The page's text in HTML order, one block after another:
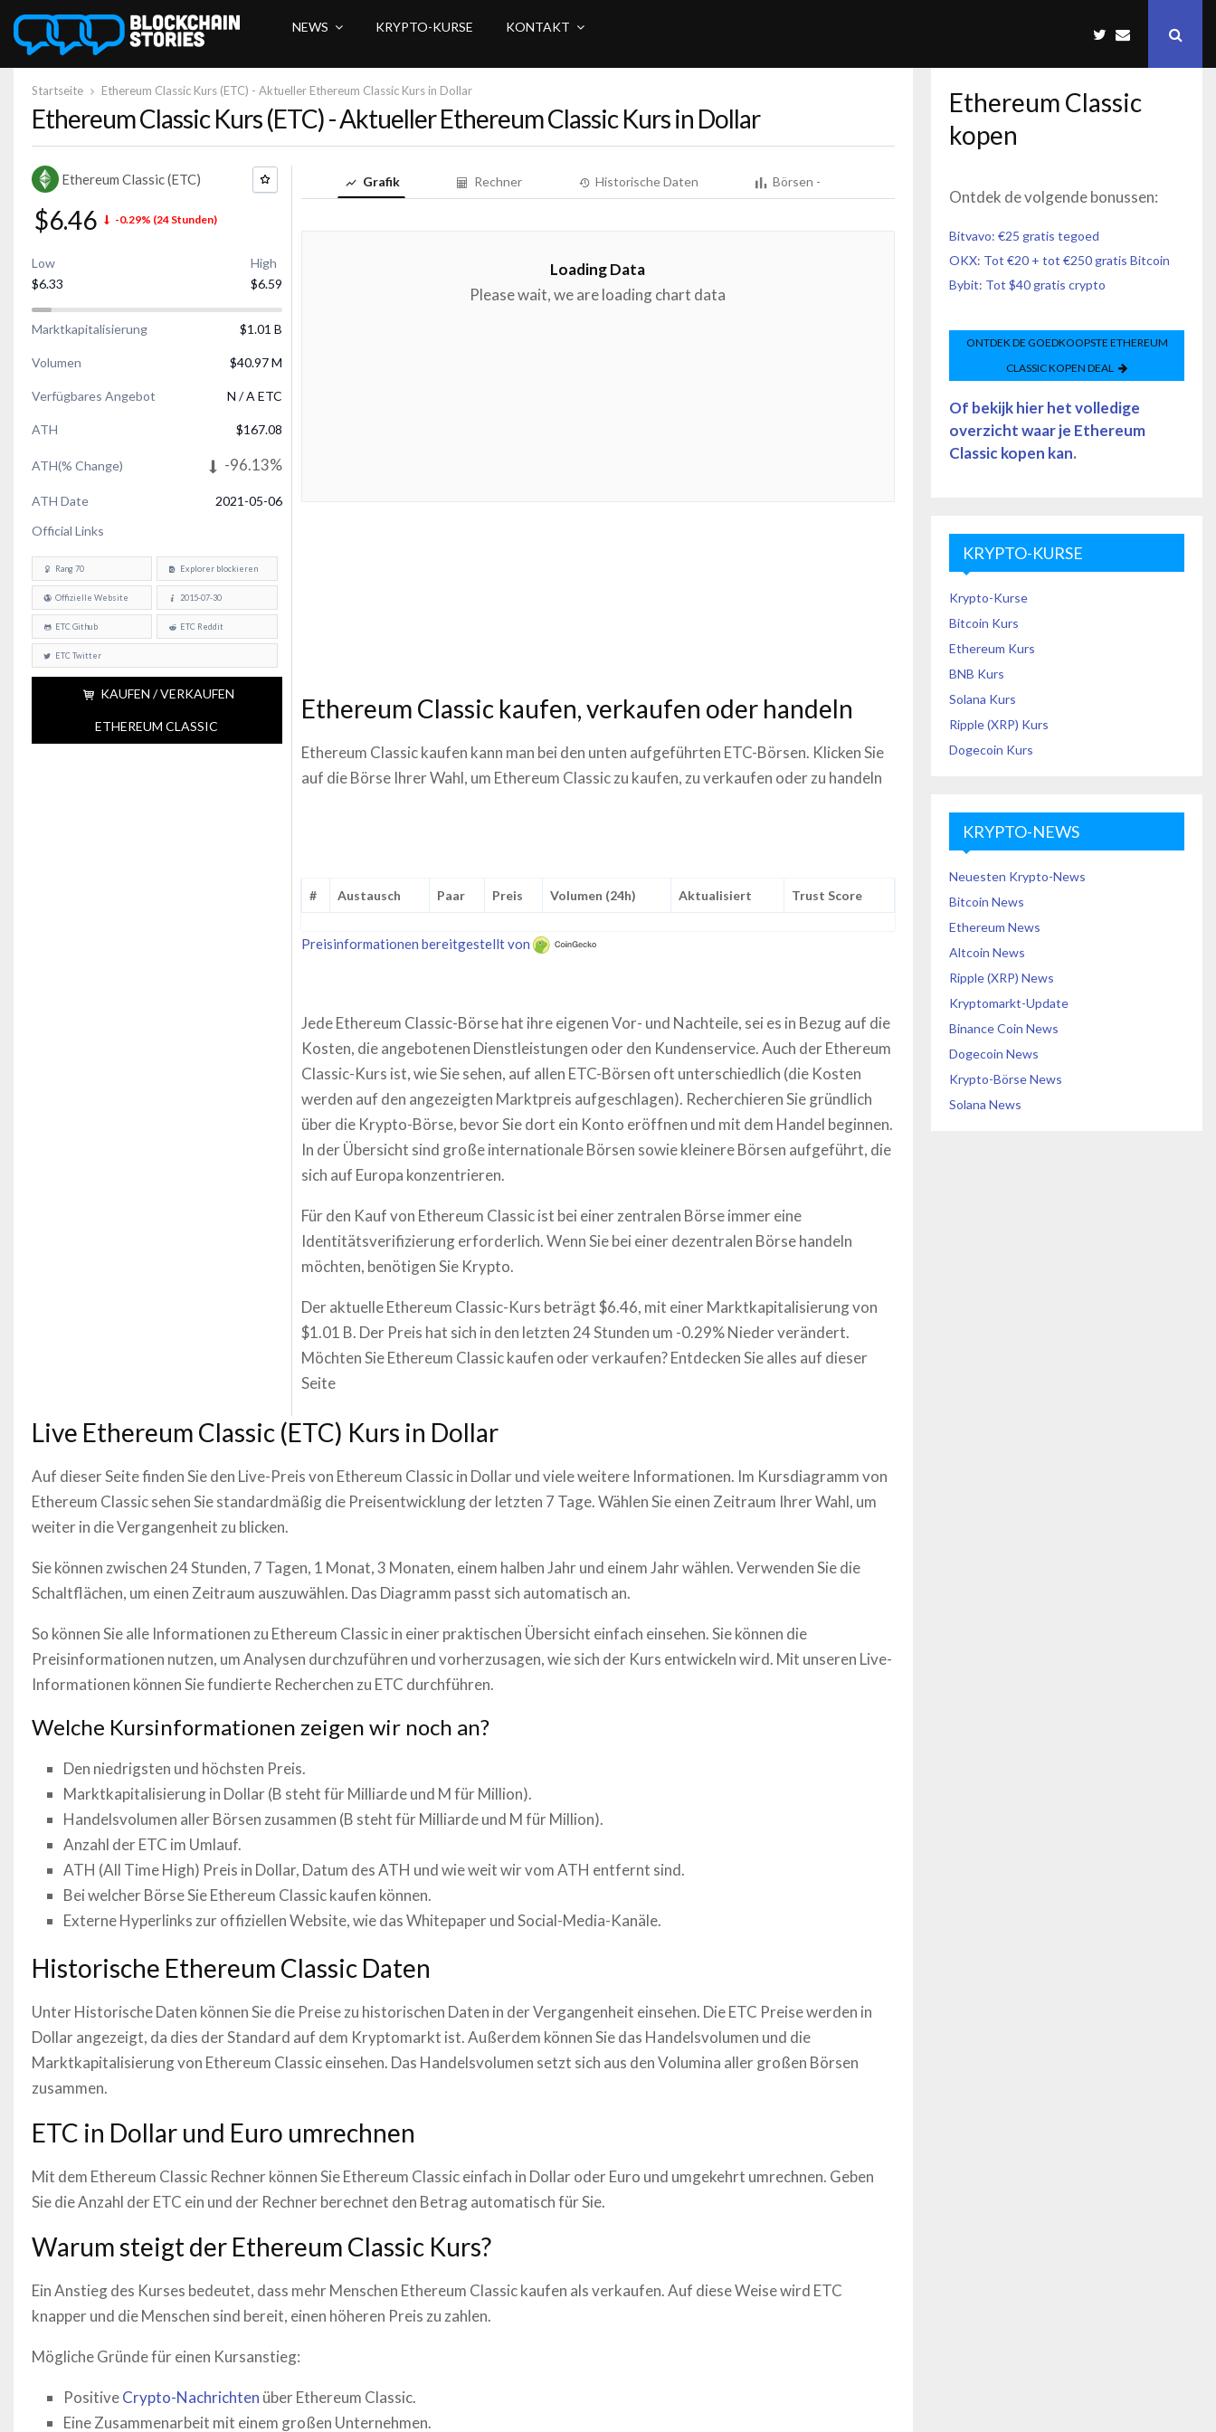
NEWS KRYPTO-KURSE KONTAKT
Startseite Ethereum Classic Kurs (ETC) - Aktueller Ethereum Classic Kurs in Dollar
Ethereum Classic Kurs (ETC) - Aktueller Ethereum Classic Kurs in Dollar
Ethereum Classic (ETC)
$6.46 -0.29% (24 Stunden)
Low
$6.33
High
$6.59
Marktkapitalisierung $1.01 B
Volumen $40.97 M
Verfügbares Angebot N / A ETC
ATH $167.08
ATH(% Change) -96.13%
ATH Date
2021-05-06
Official Links
Rang 70 Explorer blockieren
Offizielle Website 2015-07-30
ETC Github ETC Reddit
ETC Twitter
KAUFEN / VERKAUFEN
ETHEREUM CLASSIC
Grafik Rechner Historische Daten Börsen -
Loading Data
Please wait, we are loading chart data
Ethereum Classic kaufen, verkaufen oder handeln
Ethereum Classic kaufen kann man bei den unten aufgeführten ETC-Börsen. Klicken Sie
auf die Börse Ihrer Wahl, um Ethereum Classic zu kaufen, zu verkaufen oder zu handeln
# Austausch Paar Preis Volumen (24h) Aktualisiert Trust Score
Preisinformationen bereitgestellt von
Jede Ethereum Classic-Börse hat ihre eigenen Vor- und Nachteile, sei es in Bezug auf die
Kosten, die angebotenen Dienstleistungen oder den Kundenservice. Auch der Ethereum
Classic-Kurs ist, wie Sie sehen, auf allen ETC-Börsen oft unterschiedlich (die Kosten
werden auf den angezeigten Marktpreis aufgeschlagen). Recherchieren Sie gründlich
über die Krypto-Börse, bevor Sie dort ein Konto eröffnen und mit dem Handel beginnen.
In der Übersicht sind große internationale Börsen sowie kleinere Börsen aufgeführt, die
sich auf Europa konzentrieren.
Für den Kauf von Ethereum Classic ist bei einer zentralen Börse immer eine
Identitätsverifizierung erforderlich. Wenn Sie bei einer dezentralen Börse handeln
möchten, benötigen Sie Krypto.
Der aktuelle Ethereum Classic-Kurs beträgt $6.46, mit einer Marktkapitalisierung von
$1.01 B. Der Preis hat sich in den letzten 24 Stunden um -0.29% Nieder verändert.
Möchten Sie Ethereum Classic kaufen oder verkaufen? Entdecken Sie alles auf dieser
Seite
Live Ethereum Classic (ETC) Kurs in Dollar
Auf dieser Seite finden Sie den Live-Preis von Ethereum Classicin Dollar und viele weitere Informationen. Im Kursdiagramm von
Ethereum Classicsehen Sie standardmäßig die Preisentwicklung der letzten 7 Tage. Wählen Sie einen Zeitraum Ihrer Wahl, um
weiter in die Vergangenheit zu blicken.
Sie können zwischen 24 Stunden, 7 Tagen, 1 Monat, 3 Monaten, einem halben Jahr und einem Jahr wählen. Verwenden Sie die
Schaltflächen, um einen Zeitraum auszuwählen. Das Diagramm passt sich automatisch an.
So können Sie alle Informationen zu Ethereum Classicin einer praktischen Übersicht einfach einsehen. Sie können die
Preisinformationen nutzen, um Analysen durchzuführen und vorherzusagen, wie sich der Kurs entwickeln wird. Mit unseren Live-
Informationen können Sie fundierte Recherchen zu ETC durchführen.
Welche Kursinformationen zeigen wir noch an?
Den niedrigsten und höchsten Preis.
Marktkapitalisierung in Dollar (B steht für Milliarde und M für Million).
Handelsvolumen aller Börsen zusammen (B steht für Milliarde und M für Million).
Anzahl derETC im Umlauf.
ATH (All Time High) Preis in Dollar, Datum des ATH und wie weit wir vom ATH entfernt sind.
Bei welcher Börse SieEthereum Classickaufen können.
Externe Hyperlinks zur offiziellen Website, wie das Whitepaper und Social-Media-Kanäle.
Historische Ethereum Classic Daten
Unter Historische Daten können Sie die Preise zu historischen Daten in der Vergangenheit einsehen. DieETC Preise werden in
Dollar angezeigt, da dies der Standard auf dem Kryptomarkt ist. Außerdem können Sie das Handelsvolumen und die
Marktkapitalisierung von Ethereum Classiceinsehen. Das Handelsvolumen setzt sich aus den Volumina aller großen Börsen
zusammen.
ETC in Dollar und Euro umrechnen
Mit dem Ethereum Classic Rechner können SieEthereum Classiceinfach in Dollar oder Euro und umgekehrt umrechnen. Geben
Sie die Anzahl derETC ein und der Rechner berechnet den Betrag automatisch für Sie.
Warum steigt der Ethereum Classic Kurs?
Ein Anstieg des Kurses bedeutet, dass mehr Menschen Ethereum Classickaufen als verkaufen. Auf diese Weise wird ETC
knapper und die Menschen sind bereit, einen höheren Preis zu zahlen.
Mögliche Gründe für einen Kursanstieg:
PositiveCrypto-Nachrichten überEthereum Classic.
Eine Zusammenarbeit mit einem großen Unternehmen.
Ethereum Classic
kopen
Ontdek de volgende bonussen:
Bitvavo: €25 gratis tegoed
OKX: Tot €20 + tot €250 gratis Bitcoin
Bybit: Tot $40 gratis crypto
ONTDEK DE GOEDKOOPSTE ETHEREUM
CLASSICKOPEN DEAL
Of bekijk hier het volledige
overzicht waar je Ethereum
Classickopen kan.
KRYPTO-KURSE
Krypto-Kurse
Bitcoin Kurs
Ethereum Kurs
BNB Kurs
Solana Kurs
Ripple (XRP) Kurs
Dogecoin Kurs
KRYPTO-NEWS
Neuesten Krypto-News
Bitcoin News
Ethereum News
Altcoin News
Ripple (XRP) News
Kryptomarkt-Update
Binance Coin News
Dogecoin News
Krypto-Börse News
Solana News